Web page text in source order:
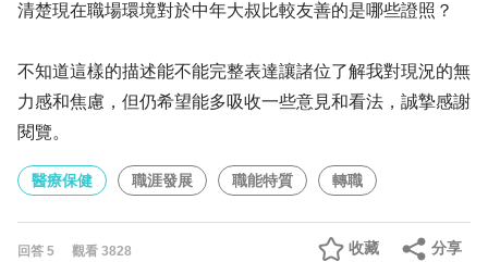
清楚現在職場環境對於中年大叔比較友善的是哪些證照？
不知道這樣的描述能不能完整表達讓諸位了解我對現況的無
力感和焦慮，但仍希望能多吸收一些意見和看法，誠摯感謝
閱覽。
醫療保健 職涯發展 職能特質 轉職
回答 5 觀看 3828 分享
收藏